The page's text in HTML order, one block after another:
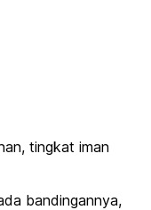
tingkat iman
bandingannya,